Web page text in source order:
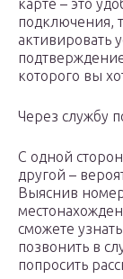
карте – это
подключения,
активировать
которого вы
Через службу
С одной
другой –
Выяснив
сможете
позвонить в
попросить